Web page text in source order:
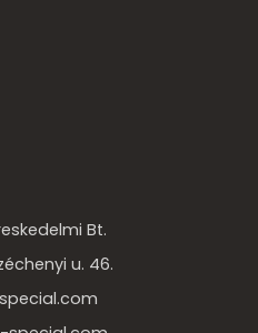
Bt.
u. 46.